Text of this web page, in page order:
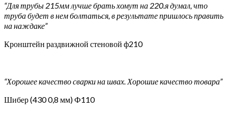
“Для трубы 215мм лучше брать хомут на 220.я думал, что
труба будет в нем болтаться, в результате пришлось править
на наждаке”
Кронштейн раздвижной стеновой ф210
“Хорошее качество сварки на швах. Хорошие качество товара”
Шибер (430 0,8 мм) Ф110